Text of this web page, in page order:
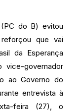
do B) evitou
que vai
da Esperança
governador
ao Governo do
entrevista à
feira (27), o